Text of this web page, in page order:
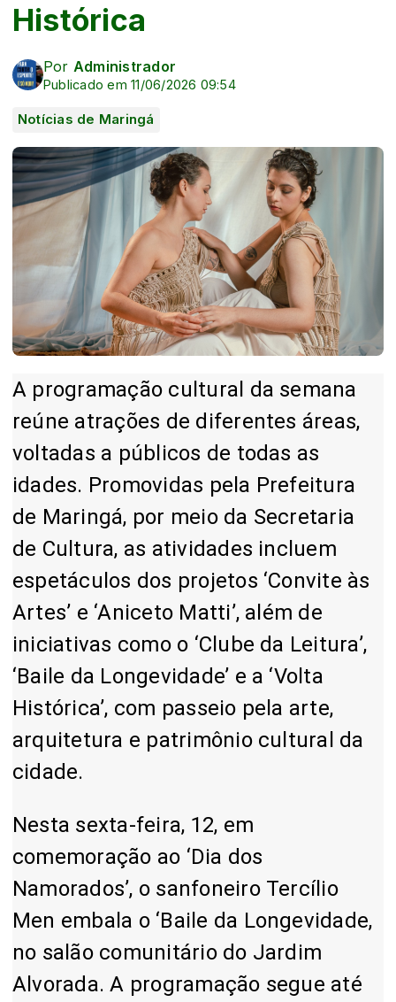
Histórica
Por Administrador
Publicado em 11/06/2026 09:54
Notícias de Maringá
A programação cultural da semana
reúne atrações de diferentes áreas,
voltadas a públicos de todas as
idades. Promovidas pela Prefeitura
de Maringá, por meio da Secretaria
de Cultura, as atividades incluem
espetáculos dos projetos ‘Convite às
Artes’ e ‘Aniceto Matti’, além de
iniciativas como o ‘Clube da Leitura’,
‘Baile da Longevidade’ e a ‘Volta
Histórica’, com passeio pela arte,
arquitetura e patrimônio cultural da
cidade.
Nesta sexta-feira, 12, em
comemoração ao ‘Dia dos
Namorados’, o sanfoneiro Tercílio
Men embala o ‘Baile da Longevidade,
no salão comunitário do Jardim
Alvorada. A programação segue até